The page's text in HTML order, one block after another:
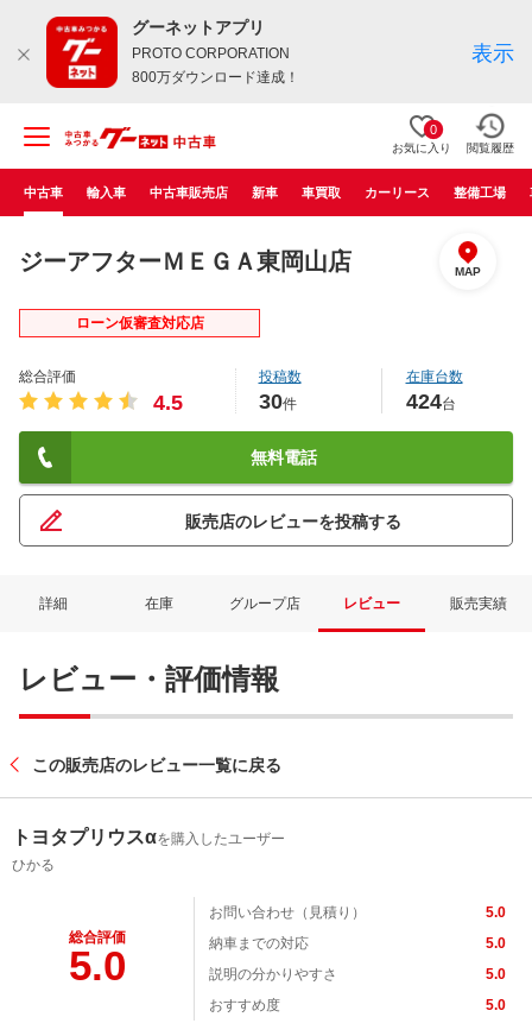
グーネットアプリ
PROTO CORPORATION
800万ダウンロード達成！
表示
0
お気に入り 閲覧履歴
中古車 輸入車 中古車販売店 新車 車買取 カーリース 整備工場
ジーアフターＭＥＧＡ東岡山店 MAP
ローン仮審査対応店
総合評価
4.5
投稿数
30件
在庫台数
424台
無料電話
販売店のレビューを投稿する
詳細 在庫 グループ店 レビュー 販売実績
レビュー・評価情報
この販売店のレビュー一覧に戻る
トヨタプリウスαを購入したユーザー
ひかる
総合評価
5.0
お問い合わせ（見積り）
5.0
納車までの対応
5.0
説明の分かりやすさ
5.0
おすすめ度
5.0